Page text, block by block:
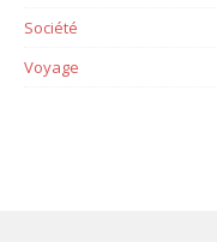
Société
Voyage